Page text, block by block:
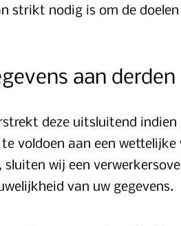
strikt nodig is om de doelen
aan derden
deze uitsluitend
voldoen aan een
wij een
van uw gegevens.